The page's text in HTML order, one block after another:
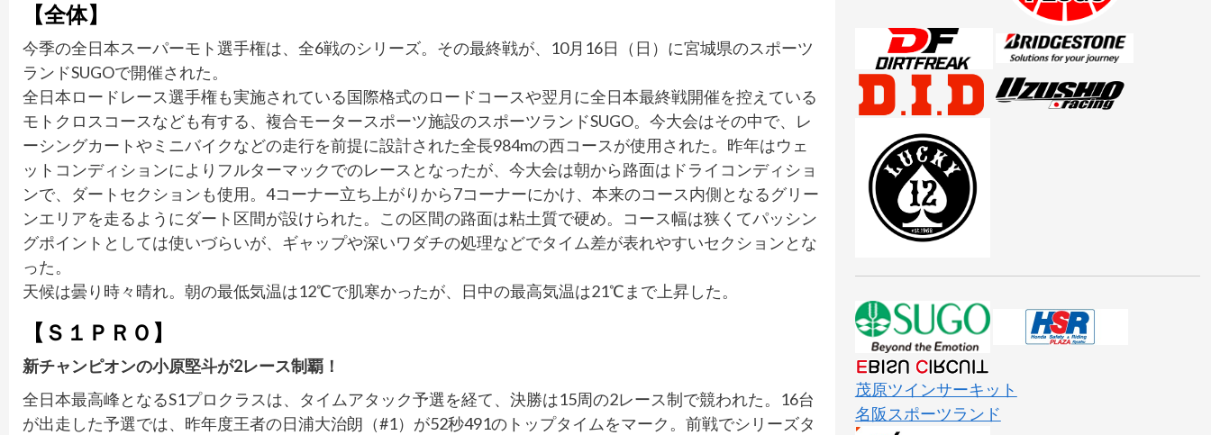
【全体】
今季の全日本スーパーモト選手権は、全6戦のシリーズ。その最終戦が、10月16日（日）に宮城県のスポーツ
ランドSUGOで開催された。
全日本ロードレース選手権も実施されている国際格式のロードコースや翌月に全日本最終戦開催を控えている
モトクロスコースなども有する、複合モータースポーツ施設のスポーツランドSUGO。今大会はその中で、レ
ーシングカートやミニバイクなどの走行を前提に設計された全長984mの西コースが使用された。昨年はウェ
ットコンディションによりフルターマックでのレースとなったが、今大会は朝から路面はドライコンディショ
ンで、ダートセクションも使用。4コーナー立ち上がりから7コーナーにかけ、本来のコース内側となるグリー
ンエリアを走るようにダート区間が設けられた。この区間の路面は粘土質で硬め。コース幅は狭くてパッシン
グポイントとしては使いづらいが、ギャップや深いワダチの処理などでタイム差が表れやすいセクションとな
った。
天候は曇り時々晴れ。朝の最低気温は12℃で肌寒かったが、日中の最高気温は21℃まで上昇した。
【Ｓ１ＰＲＯ】
新チャンピオンの小原堅斗が2レース制覇！
全日本最高峰となるS1プロクラスは、タイムアタック予選を経て、決勝は15周の2レース制で競われた。16台
が出走した予選では、昨年度王者の日浦大治朗（#1）が52秒491のトップタイムをマーク。前戦でシリーズタ
茂原ツインサーキット
名阪スポーツランド